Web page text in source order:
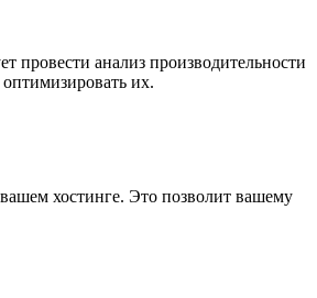
провести анализ производительности
их.
хостинге. Это позволит вашему